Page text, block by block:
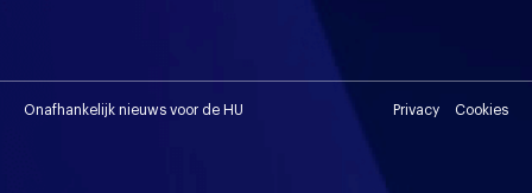
Onafhankelijk nieuws voor de HU Privacy Cookies